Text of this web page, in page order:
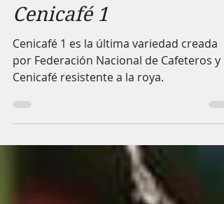
Conocimiento: Variedad
Cenicafé 1
Cenicafé 1 es la última variedad creada
por Federación Nacional de Cafeteros y
Cenicafé resistente a la roya.